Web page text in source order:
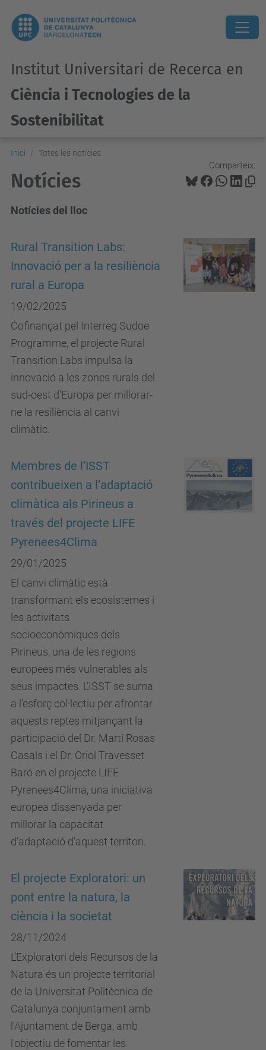
Institut Universitari de Recerca en
Ciència i Tecnologies de la
Sostenibilitat
Inici Totes les notícies
Comparteix:
Notícies
Notícies del lloc
Rural Transition Labs:
Innovació per a la resiliència
rural a Europa
19/02/2025
Cofinançat pel Interreg Sudoe
Programme, el projecte Rural
Transition Labs impulsa la
innovació a les zones rurals del
sud-oest d'Europa per millorar-
ne la resiliència al canvi
climàtic.
Membres de l’ISST
contribueixen a l’adaptació
climàtica als Pirineus a
través del projecte LIFE
Pyrenees4Clima
29/01/2025
El canvi climàtic està
transformant els ecosistemes i
les activitats
socioeconòmiques dels
Pirineus, una de les regions
europees més vulnerables als
seus impactes. L’ISST se suma
a l’esforç col·lectiu per afrontar
aquests reptes mitjançant la
participació del Dr. Martí Rosas
Casals i el Dr. Oriol Travesset
Baró en el projecte LIFE
Pyrenees4Clima, una iniciativa
europea dissenyada per
millorar la capacitat
d’adaptació d’aquest territori.
El projecte Exploratori: un
pont entre la natura, la
ciència i la societat
28/11/2024
L'Exploratori dels Recursos de la
Natura és un projecte territorial
de la Universitat Politècnica de
Catalunya conjuntament amb
l'Ajuntament de Berga, amb
l'objectiu de fomentar les